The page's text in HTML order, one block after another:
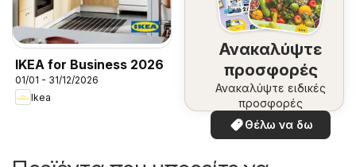
IKEA for Business 2026
01/01 - 31/12/2026
Ikea
Ανακαλύψτε
προσφορές
Ανακαλύψτε ειδικές
προσφορές
Θέλω να δω